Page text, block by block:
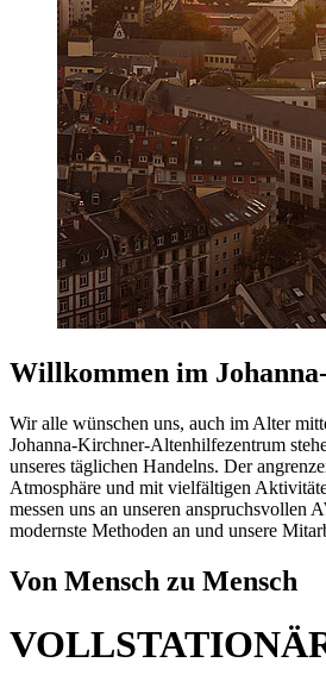
Willkommen im
Wir alle wünschen uns, auch im Alter
Johanna-Kirchner-Altenhilfezentrum
unseres täglichen Handelns. Der
Atmosphäre und mit vielfältigen
messen uns an unseren
modernste Methoden an und unsere
Von Mensch zu Mensch